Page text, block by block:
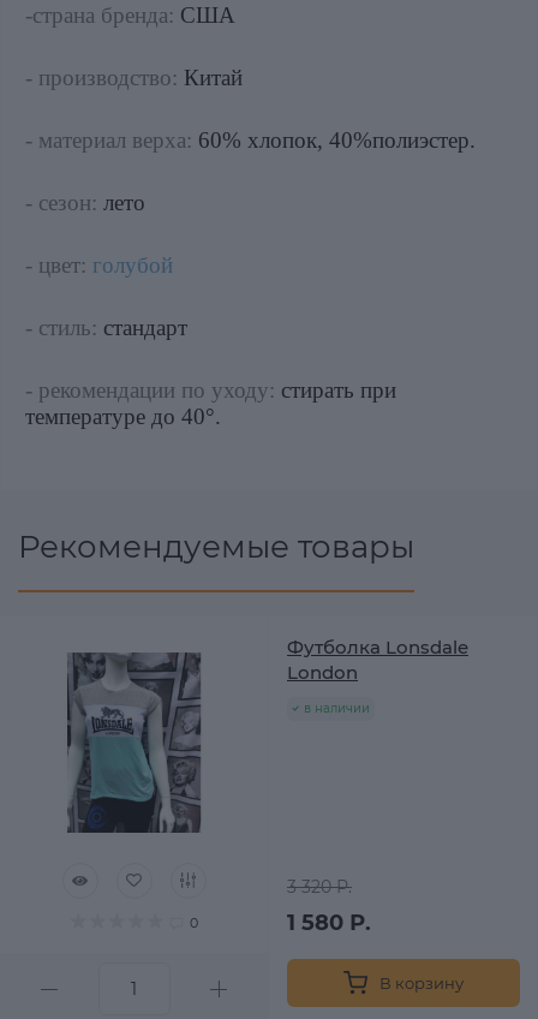
-страна бренда: США
- производство: Китай
- материал верха: 60% хлопок, 40%полиэстер.
- сезон: лето
- цвет: голубой
- стиль: стандарт
- рекомендации по уходу: стирать при
температуре до 40°.
Рекомендуемые товары
0
Футболка Lonsdale
London
в наличии
3 320 Р.
1 580 Р.
В корзину